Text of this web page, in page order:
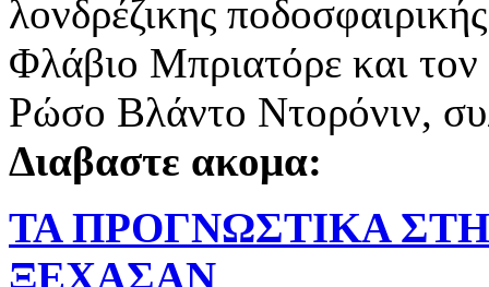
λονδρέζικης
Φλάβιο Μπριατόρε και τον
Ρώσο Βλάντο Ντορόνιν,
Διαβαστε ακομα:
ΤΑ ΠΡΟΓΝΩΣΤΙΚΑ
ΞΕΧΑΣΑΝ